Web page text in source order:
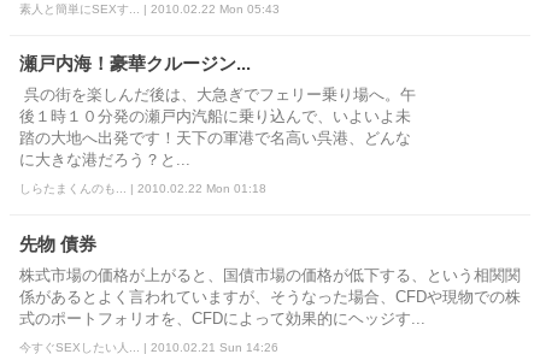
素人と簡単にSEXす... | 2010.02.22 Mon 05:43
瀬戸内海！豪華クルージン...
呉の街を楽しんだ後は、大急ぎでフェリー乗り場へ。午
後１時１０分発の瀬戸内汽船に乗り込んで、いよいよ未
踏の大地へ出発です！天下の軍港で名高い呉港、どんな
に大きな港だろう？と...
しらたまくんのも... | 2010.02.22 Mon 01:18
先物 債券
株式市場の価格が上がると、国債市場の価格が低下する、という相関関
係があるとよく言われていますが、そうなった場合、CFDや現物での株
式のポートフォリオを、CFDによって効果的にヘッジす...
今すぐSEXしたい人... | 2010.02.21 Sun 14:26